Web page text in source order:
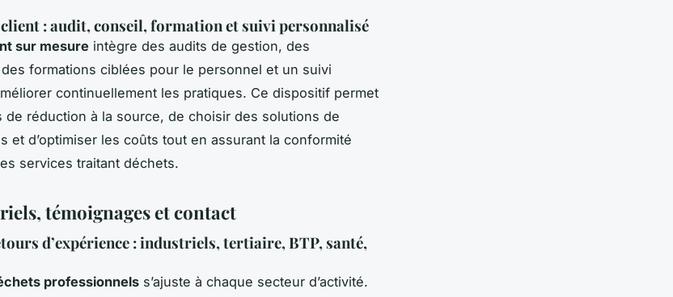
: audit, conseil, formation et suivi personnalisé
sur mesure intègre des audits de gestion, des
formations ciblées pour le personnel et un suivi
continuellement les pratiques. Ce dispositif permet
de réduction à la source, de choisir des solutions de
et d’optimiser les coûts tout en assurant la conformité
services traitant déchets.
témoignages et contact
d’expérience : industriels, tertiaire, BTP, santé,
professionnels s’ajuste à chaque secteur d’activité.